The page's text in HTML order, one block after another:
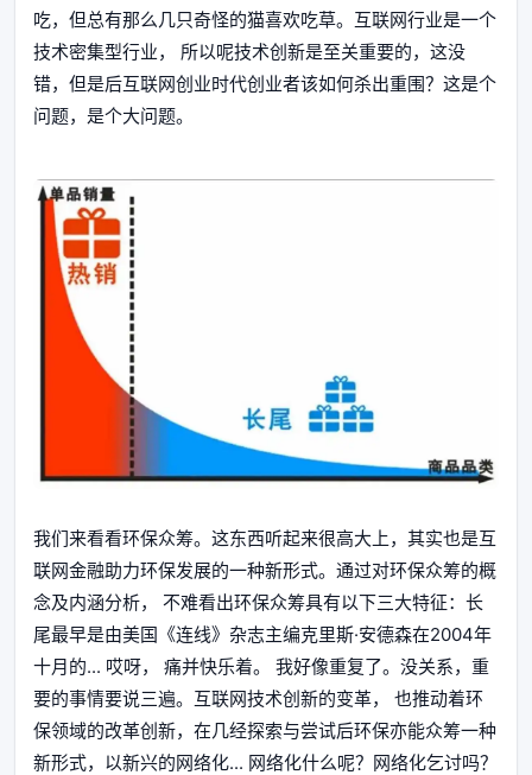
吃，但总有那么几只奇怪的猫喜欢吃草。互联网行业是一个
技术密集型行业， 所以呢技术创新是至关重要的，这没
错，但是后互联网创业时代创业者该如何杀出重围？这是个
问题，是个大问题。
我们来看看环保众筹。这东西听起来很高大上，其实也是互
联网金融助力环保发展的一种新形式。通过对环保众筹的概
念及内涵分析， 不难看出环保众筹具有以下三大特征：长
尾最早是由美国《连线》杂志主编克里斯·安德森在2004年
十月的... 哎呀， 痛并快乐着。 我好像重复了。没关系，重
要的事情要说三遍。互联网技术创新的变革， 也推动着环
保领域的改革创新，在几经探索与尝试后环保亦能众筹一种
新形式，以新兴的网络化... 网络化什么呢？网络化乞讨吗？